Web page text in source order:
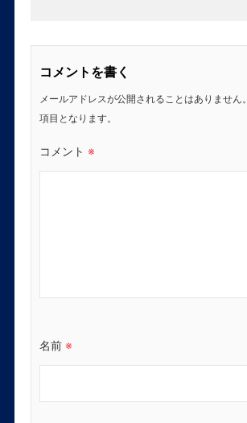
コメントを書く
メールアドレスが公開されることはありません。
項目となります。
コメント ※
名前 ※